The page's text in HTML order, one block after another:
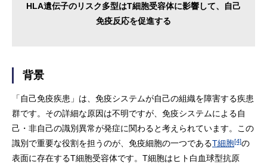
HLA遺伝子のリスク多型はT細胞受容体に影響して、自己
免疫反応を促進する
背景
「自己免疫疾患」は、免疫システムが自己の組織を障害する疾患
群です。その詳細な原因は不明ですが、免疫システムによる自
己・非自己の識別異常が発症に関わると考えられています。この
識別で重要な役割を担うのが、免疫細胞の一つであるT細胞[4]の
表面に存在するT細胞受容体です。T細胞はヒト白血球型抗原